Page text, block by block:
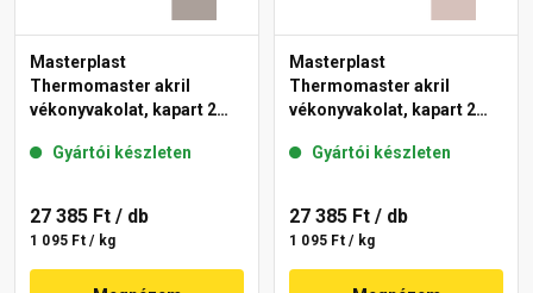
Masterplast
Thermomaster akril
vékonyvakolat, kapart 2
Gyártói készleten
27 385 Ft / db
1 095 Ft / kg
Masterplast
Thermomaster akril
vékonyvakolat, kapart 2
Gyártói készleten
27 385 Ft / db
1 095 Ft / kg